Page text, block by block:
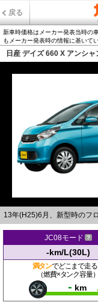
戻る
新車時価格はメーカー発表当時の
もメーカー発表時の情報に基いてい
日産 デイズ 660 X アンシ
13年(H25)6月、新型時のフ
JC08モード
-km/L(30L)
満タンでどこまで走る
（燃費×タンク容量）
- km